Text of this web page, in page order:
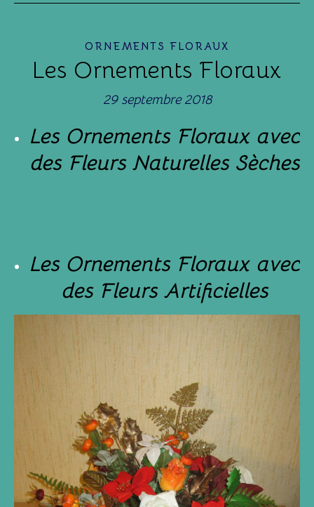
ORNEMENTS FLORAUX
Les Ornements Floraux
29 septembre 2018
Les Ornements Floraux avec
des Fleurs Naturelles Sèches
Les Ornements Floraux avec
des Fleurs Artificielles